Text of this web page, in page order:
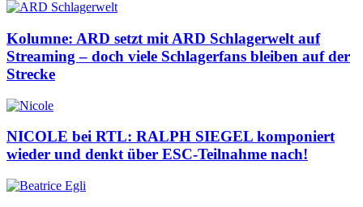
Kolumne: ARD setzt mit ARD Schlagerwelt auf
Streaming – doch viele Schlagerfans bleiben auf der
Strecke
NICOLE bei RTL: RALPH SIEGEL komponiert
wieder und denkt über ESC-Teilnahme nach!